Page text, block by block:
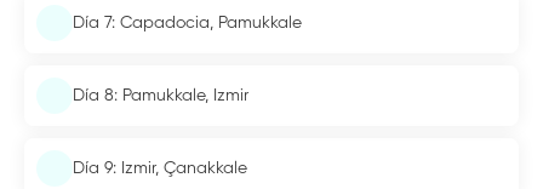
Día 7: Capadocia, Pamukkale
Día 8: Pamukkale, Izmir
Día 9: Izmir, Çanakkale